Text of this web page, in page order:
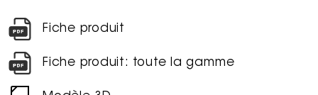
Fiche produit
Fiche produit: toute la gamme